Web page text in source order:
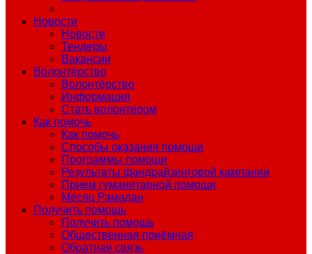
Новости
Новости
Тендеры
Вакансии
Волонтёрство
Волонтёрство
Информация
Стать волонтером
Как помочь
Как помочь
Способы оказания помощи
Программы помощи
Результаты фандрайзинговой кампании
Прием гуманитарной помощи
Месяц Рамадан
Получить помощь
Получить помощь
Общественная приёмная
Обратная связь